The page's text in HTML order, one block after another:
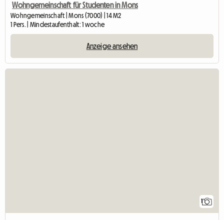
Wohngemeinschaft für Studenten in Mons
Wohngemeinschaft | Mons (7000) | 14 M2
1 Pers. | Mindestaufenthalt: 1 woche
Anzeige ansehen